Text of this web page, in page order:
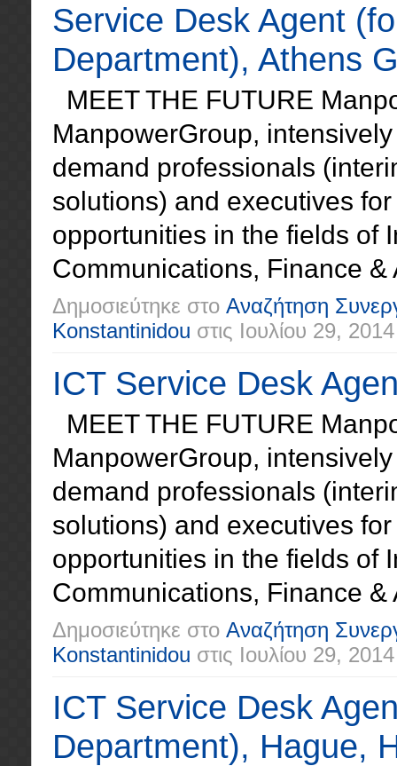
Service Desk Agent
Department), Athens
MEET THE FUTURE
ManpowerGroup,
demand professionals
solutions) and executives
opportunities in the fields of
Communications, Finance
Δημοσιεύτηκε στο Αναζήτηση
Konstantinidou στις Ιουλίου 29, 2014
ICT Service Desk
MEET THE FUTURE
ManpowerGroup,
demand professionals
solutions) and executives
opportunities in the fields of
Communications, Finance
Δημοσιεύτηκε στο Αναζήτηση
Konstantinidou στις Ιουλίου 29, 2014
ICT Service Desk
Department), Hague,